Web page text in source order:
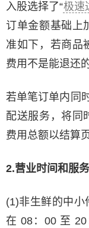
入股选择了“极速
订单金额基础上
准如下，若商品
费用不是能退还的
若单笔订单内同
配送服务，将同
费用总额以结算
2.营业时间和服务
(1)非生鲜的中小
在 08：00 至